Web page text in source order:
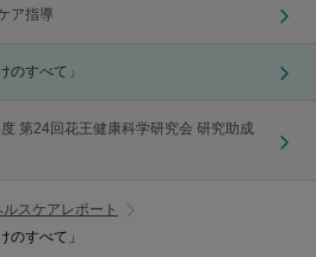
ア指導
のすべて」
第24回花王健康科学研究会 研究助成
スケアレポート
のすべて」